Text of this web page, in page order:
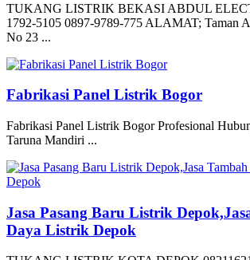
TUKANG LISTRIK BEKASI ABDUL
1792-5105 0897-9789-775 ALAMAT; Taman
No 23 ...
Fabrikasi Panel Listrik Bogor
Fabrikasi Panel Listrik Bogor Profesional
Taruna Mandiri ...
Jasa Pasang Baru Listrik
Daya Listrik Depok